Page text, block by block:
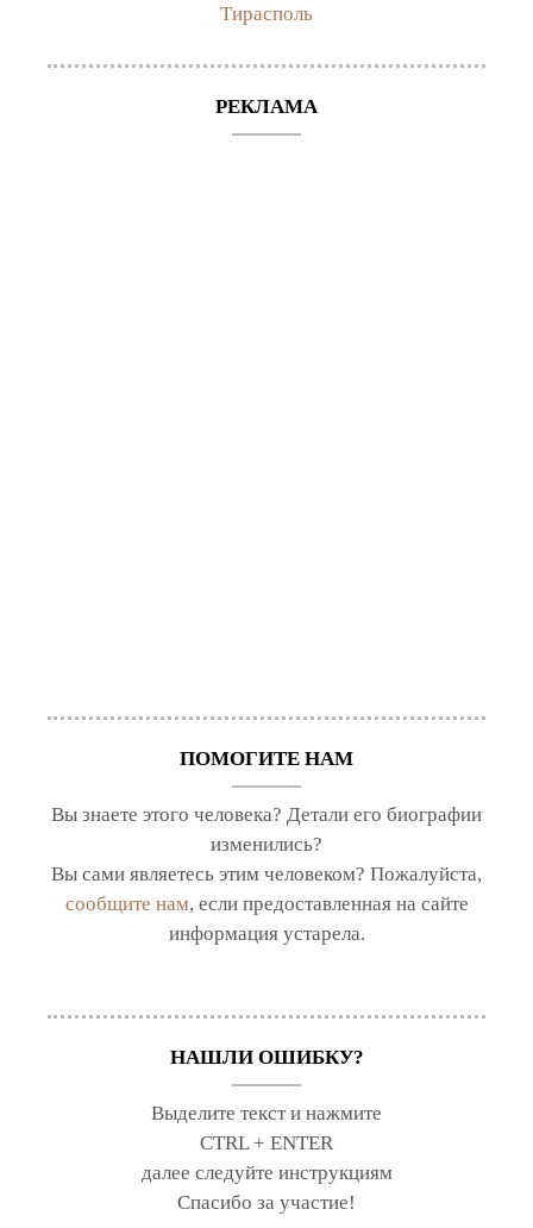
Тирасполь
РЕКЛАМА
ПОМОГИТЕ НАМ
Вы знаете этого человека? Детали его биографии
изменились?
Вы сами являетесь этим человеком? Пожалуйста,
сообщите нам, если предоставленная на сайте
информация устарела.
НАШЛИ ОШИБКУ?
Выделите текст и нажмите
CTRL + ENTER
далее следуйте инструкциям
Спасибо за участие!